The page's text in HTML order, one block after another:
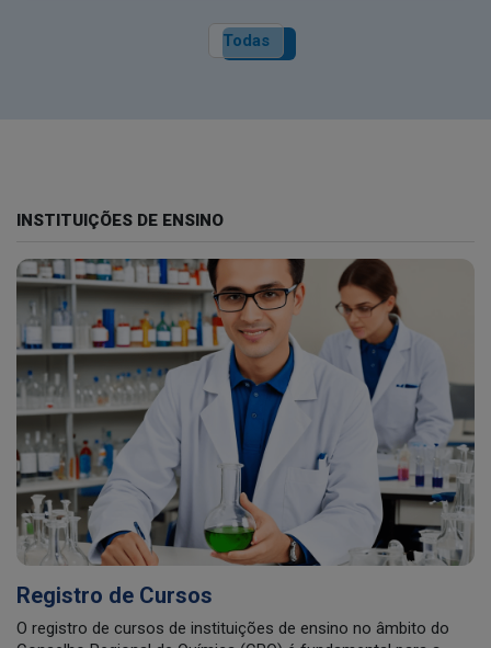
Todas
INSTITUIÇÕES DE ENSINO
Registro de Cursos
O registro de cursos de instituições de ensino no âmbito do